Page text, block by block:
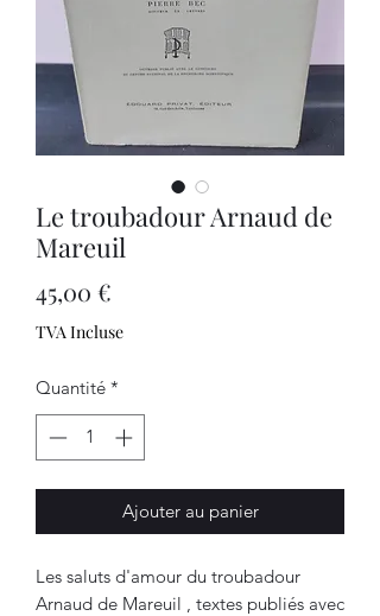
Le troubadour Arnaud de
Mareuil
45,00 €
TVA Incluse
Quantité *
Ajouter au panier
Les saluts d'amour du troubadour
Arnaud de Mareuil , textes publiés avec